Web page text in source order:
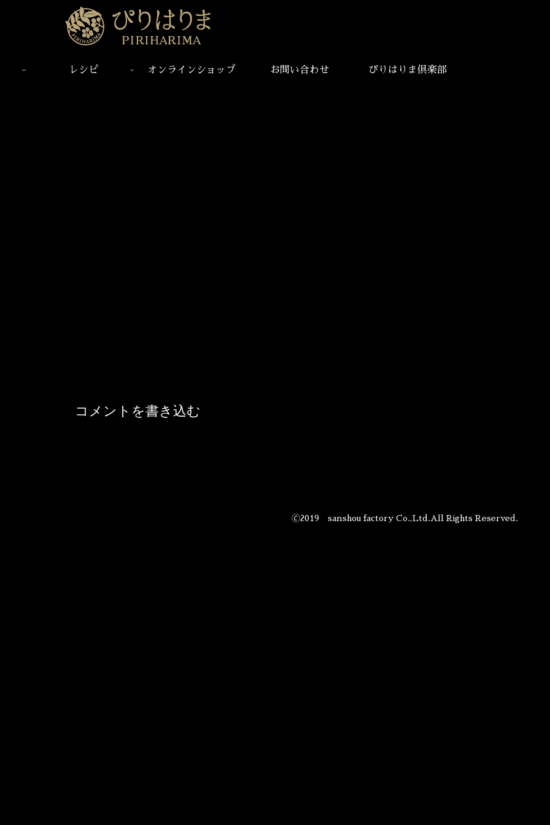
レシピ オンラインショップ お問い合わせ ぴりはりま倶楽部
コメントを書き込む
🄫2019 sanshou factory Co.,Ltd.All Rights Reserved.